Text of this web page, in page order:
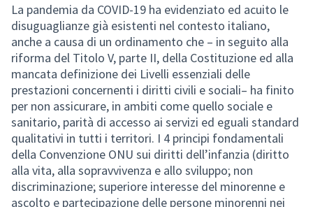
La pandemia da COVID-19 ha evidenziato ed acuito le
disuguaglianze già esistenti nel contesto italiano,
anche a causa di un ordinamento che – in seguito alla
riforma del Titolo V, parte II, della Costituzione ed alla
mancata definizione dei Livelli essenziali delle
prestazioni concernenti i diritti civili e sociali– ha finito
per non assicurare, in ambiti come quello sociale e
sanitario, parità di accesso ai servizi ed eguali standard
qualitativi in tutti i territori. I 4 principi fondamentali
della Convenzione ONU sui diritti dell’infanzia (diritto
alla vita, alla sopravvivenza e allo sviluppo; non
discriminazione; superiore interesse del minorenne e
ascolto e partecipazione delle persone minorenni nei